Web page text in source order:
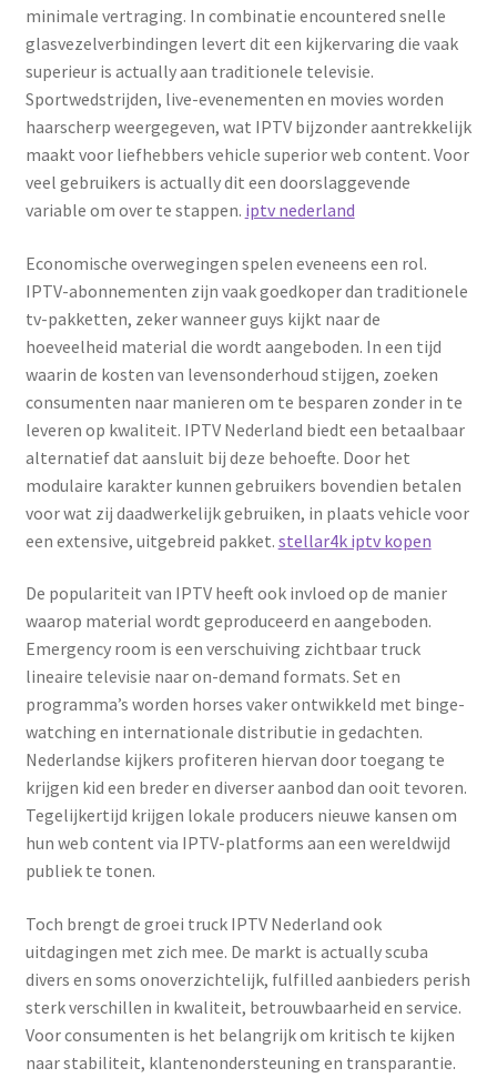
minimale vertraging. In combinatie encountered snelle
glasvezelverbindingen levert dit een kijkervaring die vaak
superieur is actually aan traditionele televisie.
Sportwedstrijden, live-evenementen en movies worden
haarscherp weergegeven, wat IPTV bijzonder aantrekkelijk
maakt voor liefhebbers vehicle superior web content. Voor
veel gebruikers is actually dit een doorslaggevende
variable om over te stappen. iptv nederland
Economische overwegingen spelen eveneens een rol.
IPTV-abonnementen zijn vaak goedkoper dan traditionele
tv-pakketten, zeker wanneer guys kijkt naar de
hoeveelheid material die wordt aangeboden. In een tijd
waarin de kosten van levensonderhoud stijgen, zoeken
consumenten naar manieren om te besparen zonder in te
leveren op kwaliteit. IPTV Nederland biedt een betaalbaar
alternatief dat aansluit bij deze behoefte. Door het
modulaire karakter kunnen gebruikers bovendien betalen
voor wat zij daadwerkelijk gebruiken, in plaats vehicle voor
een extensive, uitgebreid pakket. stellar4k iptv kopen
De populariteit van IPTV heeft ook invloed op de manier
waarop material wordt geproduceerd en aangeboden.
Emergency room is een verschuiving zichtbaar truck
lineaire televisie naar on-demand formats. Set en
programma’s worden horses vaker ontwikkeld met binge-
watching en internationale distributie in gedachten.
Nederlandse kijkers profiteren hiervan door toegang te
krijgen kid een breder en diverser aanbod dan ooit tevoren.
Tegelijkertijd krijgen lokale producers nieuwe kansen om
hun web content via IPTV-platforms aan een wereldwijd
publiek te tonen.
Toch brengt de groei truck IPTV Nederland ook
uitdagingen met zich mee. De markt is actually scuba
divers en soms onoverzichtelijk, fulfilled aanbieders perish
sterk verschillen in kwaliteit, betrouwbaarheid en service.
Voor consumenten is het belangrijk om kritisch te kijken
naar stabiliteit, klantenondersteuning en transparantie.